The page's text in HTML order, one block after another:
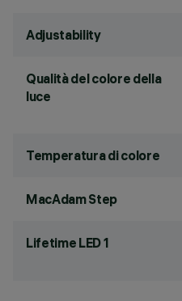
Adjustability
Qualità del colore della
luce
Temperatura di colore
MacAdam Step
Lifetime LED 1